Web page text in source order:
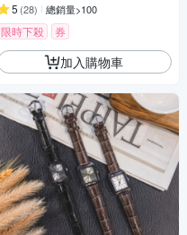
5 (28) 總銷量>100
限時下殺 券
加入購物車